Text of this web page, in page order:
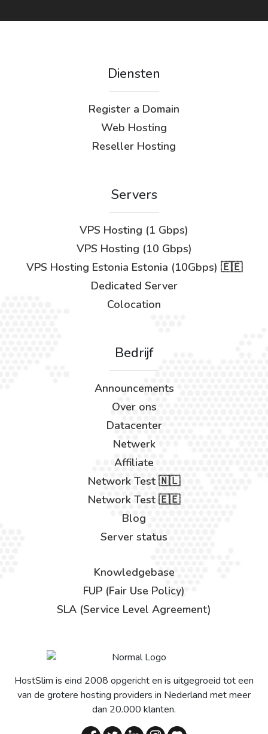
Diensten
Register a Domain
Web Hosting
Reseller Hosting
Servers
VPS Hosting (1 Gbps)
VPS Hosting (10 Gbps)
VPS Hosting Estonia Estonia (10Gbps) 🇪🇪
Dedicated Server
Colocation
Bedrijf
Announcements
Over ons
Datacenter
Netwerk
Affiliate
Network Test 🇳🇱
Network Test 🇪🇪
Blog
Server status
Knowledgebase
FUP (Fair Use Policy)
SLA (Service Level Agreement)
HostSlim is eind 2008 opgericht en is uitgegroeid tot een
van de grotere hosting providers in Nederland met meer
dan 20.000 klanten.